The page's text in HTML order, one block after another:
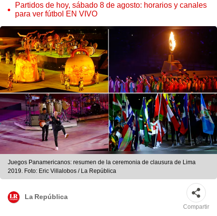
Partidos de hoy, sábado 8 de agosto: horarios y canales
para ver fútbol EN VIVO
Juegos Panamericanos: resumen de la ceremonia de clausura de Lima
2019. Foto: Eric Villalobos / La República
La República
Compartir